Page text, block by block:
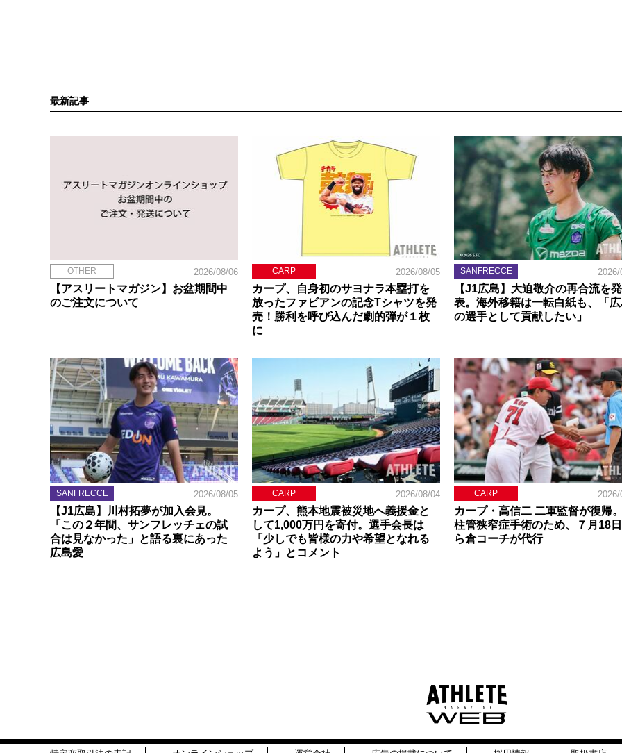
最新記事
OTHER 2026/08/06
【アスリートマガジン】お盆期間中
のご注文について
CARP 2026/08/05
カープ、自身初のサヨナラ本塁打を
放ったファビアンの記念Tシャツを発
売！勝利を呼び込んだ劇的弾が１枚
に
SANFRECCE
【J1広島】大迫敬介の再合流を発
表。海外移籍は一転白紙も、「広
の選手として貢献したい」
SANFRECCE 2026/08/05
【J1広島】川村拓夢が加入会見。
「この２年間、サンフレッチェの試
合は見なかった」と語る裏にあった
広島愛
CARP 2026/08/04
カープ、熊本地震被災地へ義援金と
して1,000万円を寄付。選手会長は
「少しでも皆様の力や希望となれる
よう」とコメント
CARP
カープ・高信二 二軍監督が復帰
柱管狭窄症手術のため、７月18
ら倉コーチが代行